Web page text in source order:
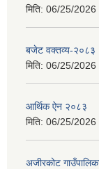
मिति: 06/25/2026
बजेट वक्तव्य-२०८३
मिति: 06/25/2026
आर्थिक ऐन २०८३
मिति: 06/25/2026
अजीरकोट